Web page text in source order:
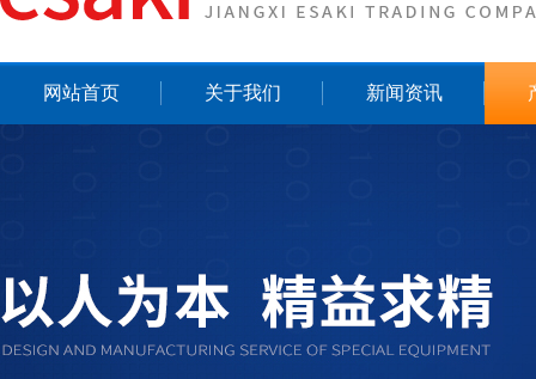
网站首页 关于我们 新闻资讯